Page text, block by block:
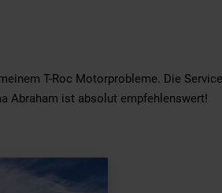
T-Roc Motorprobleme. Die
Abraham ist absolut empfehlenswert!